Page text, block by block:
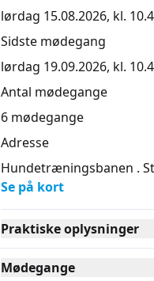
lørdag 15.08.2026, kl.
Sidste mødegang
lørdag 19.09.2026, kl.
Antal mødegange
6 mødegange
Adresse
Hundetræningsbanen .
Se på kort
Praktiske oplysninger
Mødegange